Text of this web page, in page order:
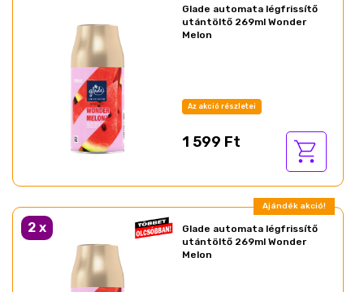
Glade automata légfrissítő
utántöltő 269ml Wonder
Melon
Az akció részletei
1 599 Ft
Ajándék akció!
2 x
Glade automata légfrissítő
utántöltő 269ml Wonder
Melon